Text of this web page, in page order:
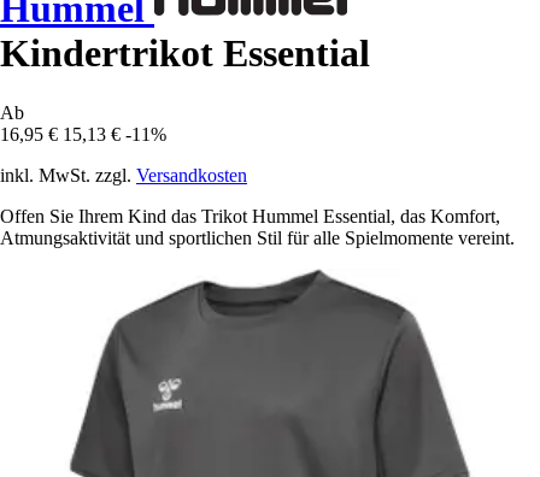
Hummel
Kindertrikot Essential
Ab
16,95 € 15,13 € -11%
inkl. MwSt. zzgl. Versandkosten
Offen Sie Ihrem Kind das Trikot Hummel Essential, das Komfort,
Atmungsaktivität und sportlichen Stil für alle Spielmomente vereint.